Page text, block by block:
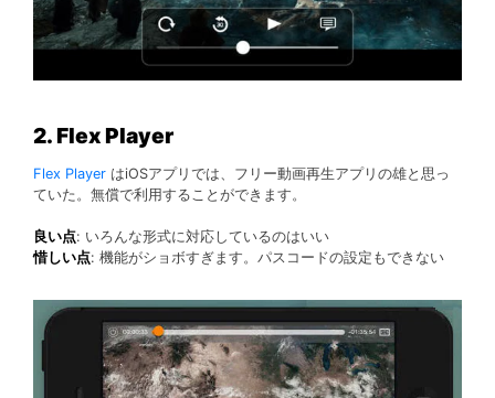
2. Flex Player
Flex Player はiOSアプリでは、フリー動画再生アプリの雄と思っ
ていた。無償で利用することができます。
良い点: いろんな形式に対応しているのはいい
惜しい点: 機能がショボすぎます。パスコードの設定もできない